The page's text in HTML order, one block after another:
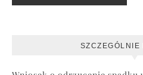
SZCZEGÓLNIE